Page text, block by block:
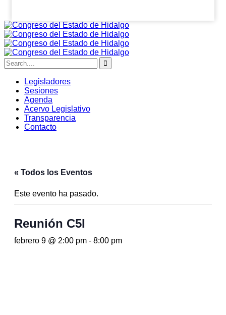
Legisladores
Sesiones
Agenda
Acervo Legislativo
Transparencia
Contacto
« Todos los Eventos
Este evento ha pasado.
Reunión C5I
febrero 9 @ 2:00 pm - 8:00 pm